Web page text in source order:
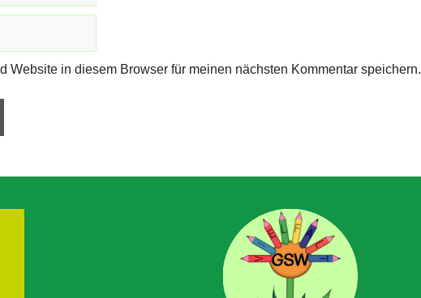
Website in diesem Browser für meinen nächsten Kommentar speichern.